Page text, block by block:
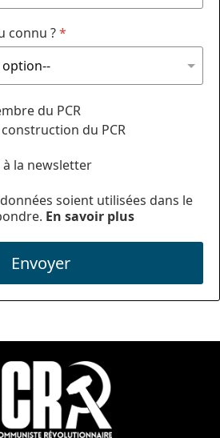
connu ?*
du PCR
du PCR
à la newsletter
soient utilisées dans le
En savoir plus
Envoyer